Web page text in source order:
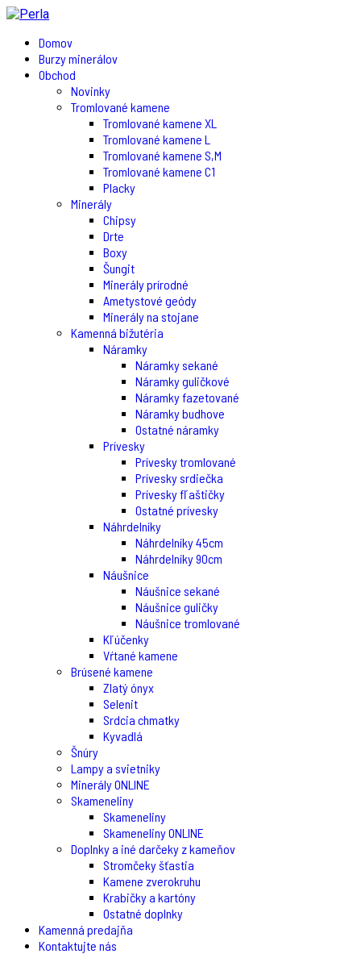
Domov
Burzy minerálov
Obchod
Novinky
Tromlované kamene
Tromlované kamene XL
Tromlované kamene L
Tromlované kamene S,M
Tromlované kamene C1
Placky
Minerály
Chipsy
Drte
Boxy
Šungit
Minerály prírodné
Ametystové geódy
Minerály na stojane
Kamenná bižutéria
Náramky
Náramky sekané
Náramky guličkové
Náramky fazetované
Náramky budhove
Ostatné náramky
Prívesky
Prívesky tromlované
Prívesky srdiečka
Prívesky fľaštičky
Ostatné prívesky
Náhrdelníky
Náhrdelníky 45cm
Náhrdelníky 90cm
Náušnice
Náušnice sekané
Náušnice guličky
Náušnice tromlované
Kľúčenky
Vŕtané kamene
Brúsené kamene
Zlatý ónyx
Selenit
Srdcia chmatky
Kyvadlá
Šnúry
Lampy a svietniky
Minerály ONLINE
Skameneliny
Skameneliny
Skameneliny ONLINE
Doplnky a iné darčeky z kameňov
Stromčeky šťastia
Kamene zverokruhu
Krabičky a kartóny
Ostatné doplnky
Kamenná predajňa
Kontaktujte nás